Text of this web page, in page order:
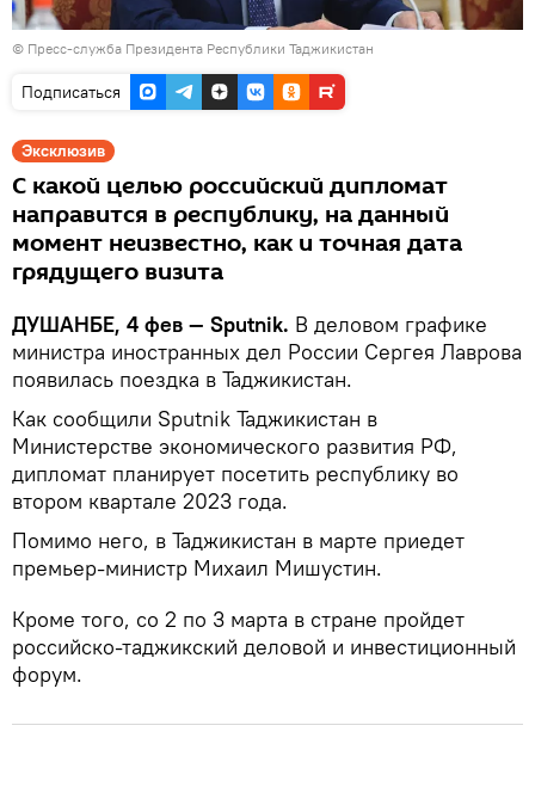
© Пресс-служба Президента Республики Таджикистан
Подписаться
Эксклюзив
С какой целью российский дипломат
направится в республику, на данный
момент неизвестно, как и точная дата
грядущего визита
ДУШАНБЕ, 4 фев — Sputnik. В деловом графике
министра иностранных дел России Сергея Лаврова
появилась поездка в Таджикистан.
Как сообщили Sputnik Таджикистан в
Министерстве экономического развития РФ,
дипломат планирует посетить республику во
втором квартале 2023 года.
Помимо него, в Таджикистан в марте приедет
премьер-министр Михаил Мишустин.
Кроме того, со 2 по 3 марта в стране пройдет
российско-таджикский деловой и инвестиционный
форум.